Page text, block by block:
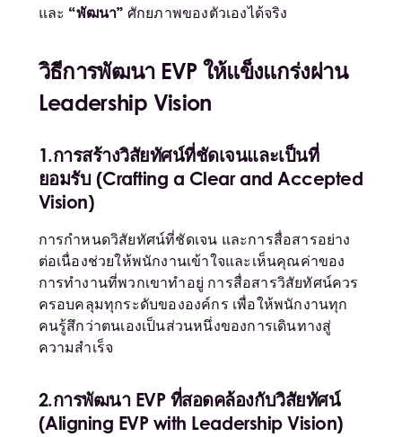
และ “พัฒนา” ศักยภาพของตัวเองได้จริง
วิธีการพัฒนา EVP ให้แข็งแกร่งผ่าน
Leadership Vision
1.การสร้างวิสัยทัศน์ที่ชัดเจนและเป็นที่
ยอมรับ (Crafting a Clear and Accepted
Vision)
การกำหนดวิสัยทัศน์ที่ชัดเจน และการสื่อสารอย่าง
ต่อเนื่องช่วยให้พนักงานเข้าใจและเห็นคุณค่าของ
การทำงานที่พวกเขาทำอยู่ การสื่อสารวิสัยทัศน์ควร
ครอบคลุมทุกระดับขององค์กร เพื่อให้พนักงานทุก
คนรู้สึกว่าตนเองเป็นส่วนหนึ่งของการเดินทางสู่
ความสำเร็จ
2.การพัฒนา EVP ที่สอดคล้องกับวิสัยทัศน์
(Aligning EVP with Leadership Vision)